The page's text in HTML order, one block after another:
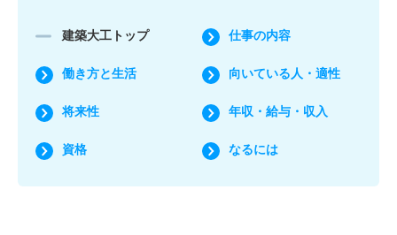
建築大工トップ 仕事の内容
働き方と生活 向いている人・適性
将来性 年収・給与・収入
資格 なるには